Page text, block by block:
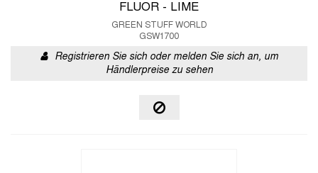
FLUOR - LIME
GREEN STUFF WORLD
GSW1700
Registrieren Sie sich oder melden Sie sich an, um
Händlerpreise zu sehen